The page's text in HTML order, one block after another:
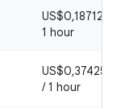
1 hour
/ 1 hour